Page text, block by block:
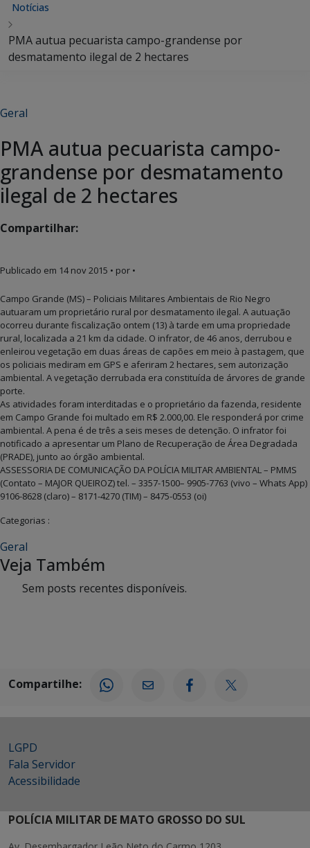
Notícias
PMA autua pecuarista campo-grandense por
desmatamento ilegal de 2 hectares
Geral
PMA autua pecuarista campo-
grandense por desmatamento
ilegal de 2 hectares
Compartilhar:
Publicado em 14 nov 2015 • por •
Campo Grande (MS) – Policiais Militares Ambientais de Rio Negro
autuaram um proprietário rural por desmatamento ilegal. A autuação
ocorreu durante fiscalização ontem (13) à tarde em uma propriedade
rural, localizada a 21 km da cidade. O infrator, de 46 anos, derrubou e
enleirou vegetação em duas áreas de capões em meio à pastagem, que
os policiais mediram em GPS e aferiram 2 hectares, sem autorização
ambiental. A vegetação derrubada era constituída de árvores de grande
porte.
As atividades foram interditadas e o proprietário da fazenda, residente
em Campo Grande foi multado em R$ 2.000,00. Ele responderá por crime
ambiental. A pena é de três a seis meses de detenção. O infrator foi
notificado a apresentar um Plano de Recuperação de Área Degradada
(PRADE), junto ao órgão ambiental.
ASSESSORIA DE COMUNICAÇÃO DA POLÍCIA MILITAR AMBIENTAL – PMMS
(Contato – MAJOR QUEIROZ) tel. – 3357-1500– 9905-7763 (vivo – Whats App)
9106-8628 (claro) – 8171-4270 (TIM) – 8475-0553 (oi)
Categorias :
Geral
Veja Também
Sem posts recentes disponíveis.
Compartilhe:
LGPD
Fala Servidor
Acessibilidade
POLÍCIA MILITAR DE MATO GROSSO DO SUL